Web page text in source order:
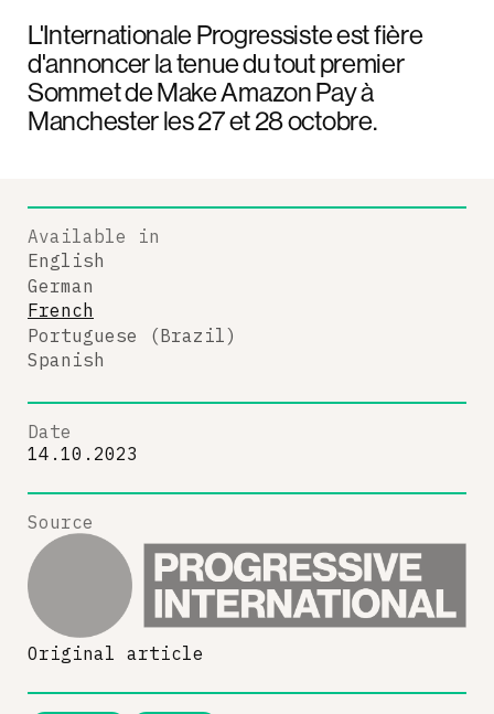
L'Internationale Progressiste est fière
d'annoncer la tenue du tout premier
Sommet de Make Amazon Pay à
Manchester les 27 et 28 octobre.
Available in
English
German
French
Portuguese (Brazil)
Spanish
Date
14.10.2023
Source
Original article